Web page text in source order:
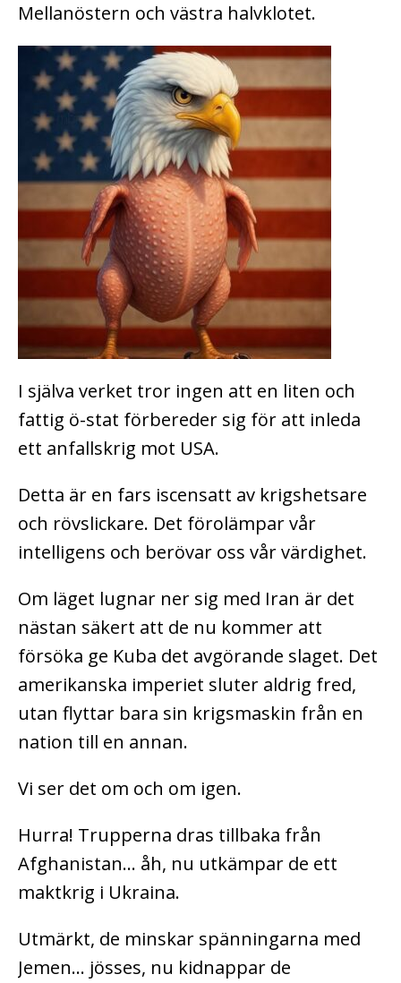
Mellanöstern och västra halvklotet.
I själva verket tror ingen att en liten och
fattig ö-stat förbereder sig för att inleda
ett anfallskrig mot USA.
Detta är en fars iscensatt av krigshetsare
och rövslickare. Det förolämpar vår
intelligens och berövar oss vår värdighet.
Om läget lugnar ner sig med Iran är det
nästan säkert att de nu kommer att
försöka ge Kuba det avgörande slaget. Det
amerikanska imperiet sluter aldrig fred,
utan flyttar bara sin krigsmaskin från en
nation till en annan.
Vi ser det om och om igen.
Hurra! Trupperna dras tillbaka från
Afghanistan… åh, nu utkämpar de ett
maktkrig i Ukraina.
Utmärkt, de minskar spänningarna med
Jemen… jösses, nu kidnappar de